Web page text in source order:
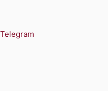
Telegram